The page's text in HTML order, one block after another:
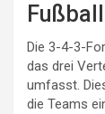
Die 3-4-3-
das drei
umfasst.
die Teams